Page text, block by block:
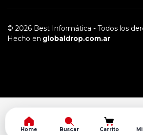
© 2026 Best Informática - Todos los
Hecho en globaldrop.com.ar
Home Buscar Carrito